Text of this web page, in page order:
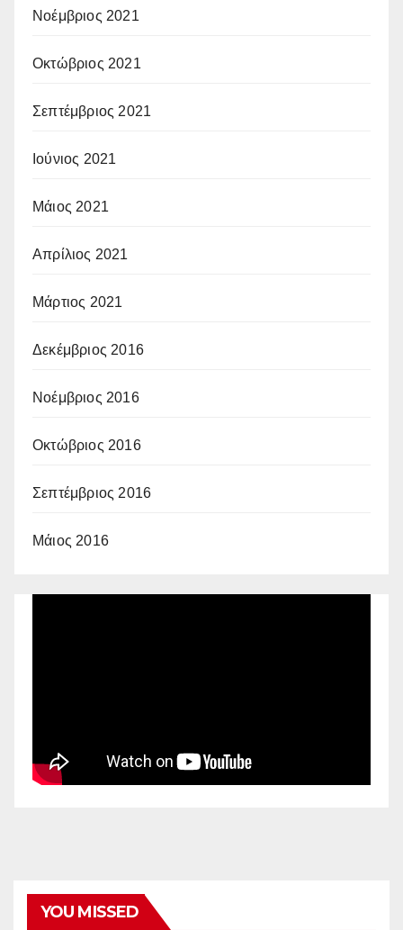
Νοέμβριος 2021
Οκτώβριος 2021
Σεπτέμβριος 2021
Ιούνιος 2021
Μάιος 2021
Απρίλιος 2021
Μάρτιος 2021
Δεκέμβριος 2016
Νοέμβριος 2016
Οκτώβριος 2016
Σεπτέμβριος 2016
Μάιος 2016
YOU MISSED